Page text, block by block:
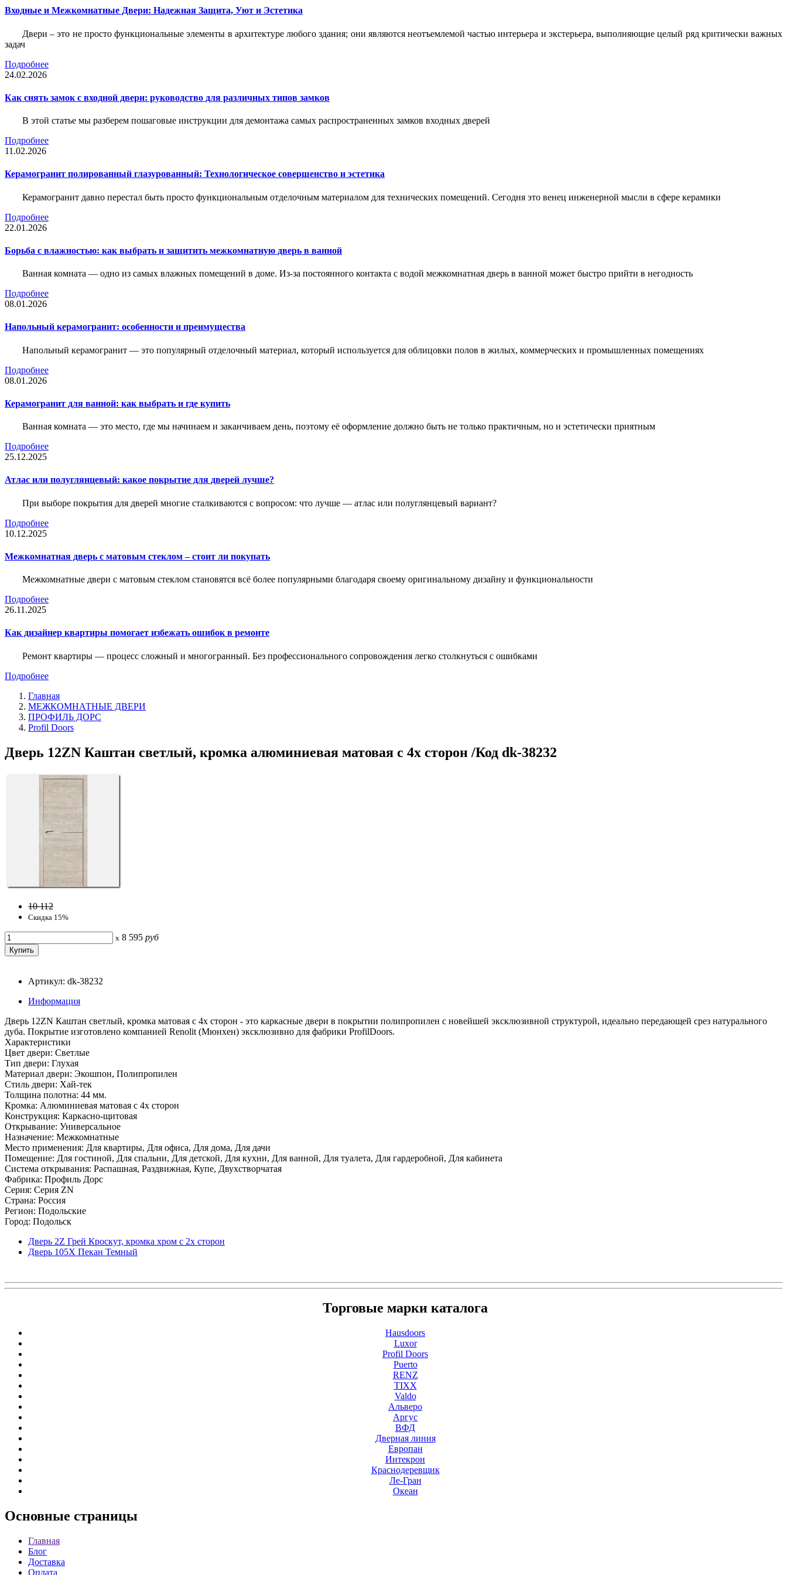
Входные и Межкомнатные Двери: Надежная Защита, Уют и Эстетика
Двери – это не просто функциональные элементы в архитектуре любого здания; они являются неотъемлемой частью интерьера и экстерьера, выполняющие целый ряд критически важных
задач
Подробнее
24.02.2026
Как снять замок с входной двери: руководство для различных типов замков
В этой статье мы разберем пошаговые инструкции для демонтажа самых распространенных замков входных дверей
Подробнее
11.02.2026
Керамогранит полированный глазурованный: Технологическое совершенство и эстетика
Керамогранит давно перестал быть просто функциональным отделочным материалом для технических помещений. Сегодня это венец инженерной мысли в сфере керамики
Подробнее
22.01.2026
Борьба с влажностью: как выбрать и защитить межкомнатную дверь в ванной
Ванная комната — одно из самых влажных помещений в доме. Из-за постоянного контакта с водой межкомнатная дверь в ванной может быстро прийти в негодность
Подробнее
08.01.2026
Напольный керамогранит: особенности и преимущества
Напольный керамогранит — это популярный отделочный материал, который используется для облицовки полов в жилых, коммерческих и промышленных помещениях
Подробнее
08.01.2026
Керамогранит для ванной: как выбрать и где купить
Ванная комната — это место, где мы начинаем и заканчиваем день, поэтому её оформление должно быть не только практичным, но и эстетически приятным
Подробнее
25.12.2025
Атлас или полуглянцевый: какое покрытие для дверей лучше?
При выборе покрытия для дверей многие сталкиваются с вопросом: что лучше — атлас или полуглянцевый вариант?
Подробнее
10.12.2025
Межкомнатная дверь с матовым стеклом – стоит ли покупать
Межкомнатные двери с матовым стеклом становятся всё более популярными благодаря своему оригинальному дизайну и функциональности
Подробнее
26.11.2025
Как дизайнер квартиры помогает избежать ошибок в ремонте
Ремонт квартиры — процесс сложный и многогранный. Без профессионального сопровождения легко столкнуться с ошибками
Подробнее
Главная
МЕЖКОМНАТНЫЕ ДВЕРИ
ПРОФИЛЬ ДОРС
Profil Doors
Дверь 12ZN Каштан светлый, кромка алюминиевая матовая с 4х сторон /Код dk-38232
10 112
Скидка 15%
x 8 595 руб
Артикул: dk-38232
Информация
Дверь 12ZN Каштан светлый, кромка матовая с 4х сторон - это каркасные двери в покрытии полипропилен с новейшей эксклюзивной структурой, идеально передающей срез натурального
дуба. Покрытие изготовлено компанией Renolit (Мюнхен) эксклюзивно для фабрики ProfilDoors.
Характеристики
Цвет двери: Светлые
Тип двери: Глухая
Материал двери: Экошпон, Полипропилен
Стиль двери: Хай-тек
Толщина полотна: 44 мм.
Кромка: Алюминиевая матовая с 4х сторон
Конструкция: Каркасно-щитовая
Открывание: Универсальное
Назначение: Межкомнатные
Место применения: Для квартиры, Для офиса, Для дома, Для дачи
Помещение: Для гостиной, Для спальни, Для детской, Для кухни, Для ванной, Для туалета, Для гардеробной, Для кабинета
Система открывания: Распашная, Раздвижная, Купе, Двухстворчатая
Фабрика: Профиль Дорс
Серия: Серия ZN
Страна: Россия
Регион: Подольские
Город: Подольск
Дверь 2Z Грей Кроскут, кромка хром с 2х сторон
Дверь 105Х Пекан Темный
Торговые марки каталога
Hausdoors
Luxor
Profil Doors
Puerto
RENZ
TIXX
Valdo
Альверо
Аргус
ВФД
Дверная линия
Европан
Интекрон
Краснодеревщик
Ле-Гран
Океан
Основные страницы
Главная
Блог
Доставка
Оплата